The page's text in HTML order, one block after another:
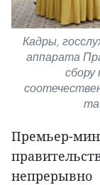
Кадры,
аппарата
сбору
Премьер-